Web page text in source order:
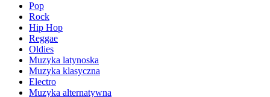
Pop
Rock
Hip Hop
Reggae
Oldies
Muzyka latynoska
Muzyka klasyczna
Electro
Muzyka alternatywna